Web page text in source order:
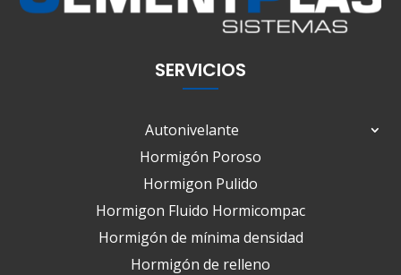
SERVICIOS
Autonivelante
Hormigón Poroso
Hormigon Pulido
Hormigon Fluido Hormicompac
Hormigón de mínima densidad
Hormigón de relleno